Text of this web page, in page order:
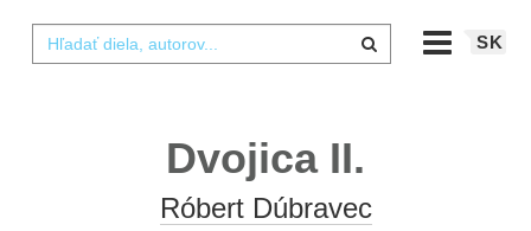
SK
Dvojica II.
Róbert Dúbravec